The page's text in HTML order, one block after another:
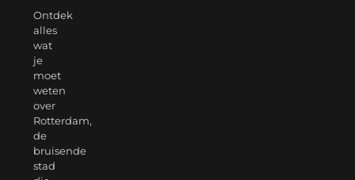
Ontdek
alles
wat
je
moet
weten
over
Rotterdam,
de
bruisende
stad